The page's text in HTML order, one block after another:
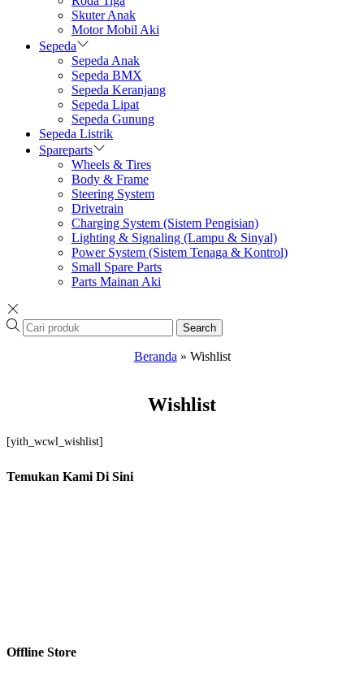
Skuter Anak
Motor Mobil Aki
Sepeda
Sepeda Anak
Sepeda BMX
Sepeda Keranjang
Sepeda Lipat
Sepeda Gunung
Sepeda Listrik
Spareparts
Wheels & Tires
Body & Frame
Steering System
Drivetrain
Charging System (Sistem Pengisian)
Lighting & Signaling (Lampu & Sinyal)
Power System (Sistem Tenaga & Kontrol)
Small Spare Parts
Parts Mainan Aki
Search
Beranda » Wishlist
Wishlist
[yith_wcwl_wishlist]
Temukan Kami Di Sini
Offline Store